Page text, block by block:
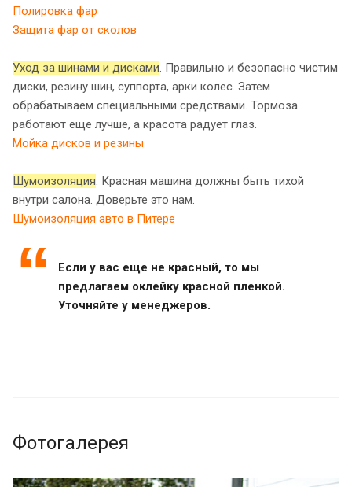
Полировка фар
Защита фар от сколов
Уход за шинами и дисками. Правильно и безопасно чистим
диски, резину шин, суппорта, арки колес. Затем
обрабатываем специальными средствами. Тормоза
работают еще лучше, а красота радует глаз.
Мойка дисков и резины
Шумоизоляция. Красная машина должны быть тихой
внутри салона. Доверьте это нам.
Шумоизоляция авто в Питере
Если у вас еще не красный, то мы
предлагаем оклейку красной пленкой.
Уточняйте у менеджеров.
Фотогалерея